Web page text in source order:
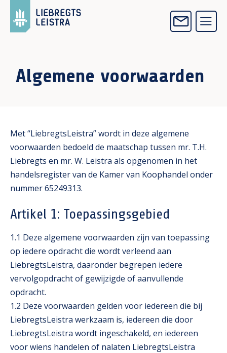
Algemene voorwaarden
Met “LiebregtsLeistra” wordt in deze algemene
voorwaarden bedoeld de maatschap tussen mr. T.H.
Liebregts en mr. W. Leistra als opgenomen in het
handelsregister van de Kamer van Koophandel onder
nummer 65249313.
Artikel 1: Toepassingsgebied
1.1 Deze algemene voorwaarden zijn van toepassing
op iedere opdracht die wordt verleend aan
LiebregtsLeistra, daaronder begrepen iedere
vervolgopdracht of gewijzigde of aanvullende
opdracht.
1.2 Deze voorwaarden gelden voor iedereen die bij
LiebregtsLeistra werkzaam is, iedereen die door
LiebregtsLeistra wordt ingeschakeld, en iedereen
voor wiens handelen of nalaten LiebregtsLeistra